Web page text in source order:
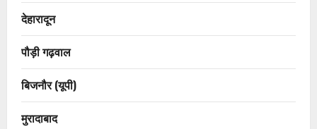
देहारादून
पौड़ी गढ़वाल
बिजनौर (यूपी)
मुरादाबाद